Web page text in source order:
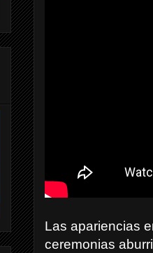
Las apariencias
ceremonias